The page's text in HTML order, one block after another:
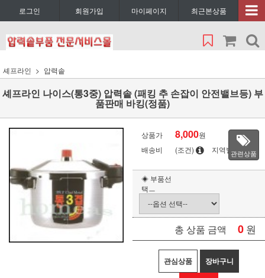
로그인 회원가입 마이페이지 최근본상품
셰프라인 압력솥
셰프라인 나이스(통3중) 압력솥 (패킹 추 손잡이 안전밸브등) 부
품판매 바킹(정품)
상품가 8,000원
배송비
(조건) 지역별관련상품
◈ 부품선
택ㅡ
총 상품 금액 0 원
관심상품 장바구니